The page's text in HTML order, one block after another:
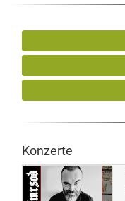
Konzerte